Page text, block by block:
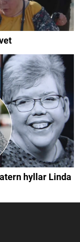
hyllar Linda